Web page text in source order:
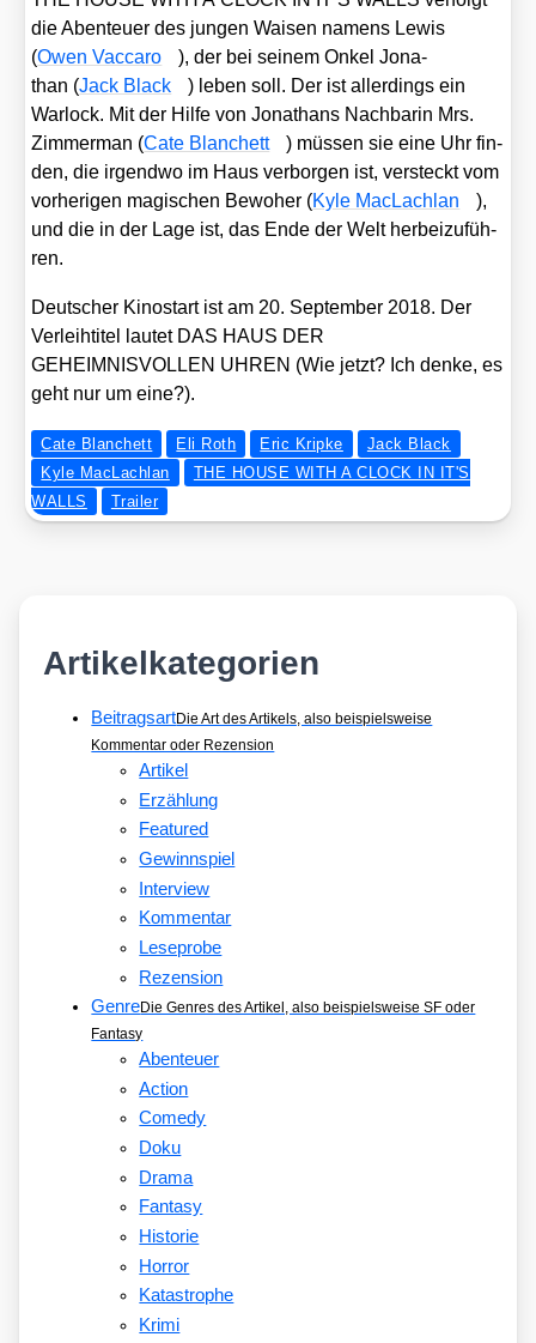
die Aben­teu­er des jun­gen Wai­sen namens Lewis
(Owen Vac­ca­ro
), der bei sei­nem Onkel Jona­
than (Jack Black
) leben soll. Der ist aller­dings ein
War­lock. Mit der Hil­fe von Jona­t­hans Nach­ba­rin Mrs.
Zim­mer­man (Cate Blan­chett
) müs­sen sie eine Uhr fin­
den, die irgend­wo im Haus ver­bor­gen ist, ver­steckt vom
vor­he­ri­gen magi­schen Bewo­her (Kyle MacLach­lan
),
und die in der Lage ist, das Ende der Welt her­bei­zu­füh­
ren.
Deut­scher Kino­start ist am 20. Sep­tem­ber 2018. Der
Ver­leih­ti­tel lau­tet DAS HAUS DER
GEHEIMNISVOLLEN UHREN (Wie jetzt? Ich den­ke, es
geht nur um eine?).
Cate Blanchett Eli Roth Eric Kripke
Jack Black
Kyle MacLachlan
THE HOUSE WITH A CLOCK IN IT'S
WALLS
Trailer
Artikelkategorien
BeitragsartDie Art des Artikels, also beispielsweise
Kommentar oder Rezension
Artikel
Erzählung
Featured
Gewinnspiel
Interview
Kommentar
Leseprobe
Rezension
GenreDie Genres des Artikel, also beispielsweise SF oder
Fantasy
Abenteuer
Action
Comedy
Doku
Drama
Fantasy
Historie
Horror
Katastrophe
Krimi